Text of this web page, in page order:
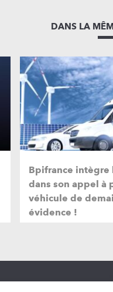
DANS LA
Bpifrance intègre
dans son appel à
véhicule de
évidence !